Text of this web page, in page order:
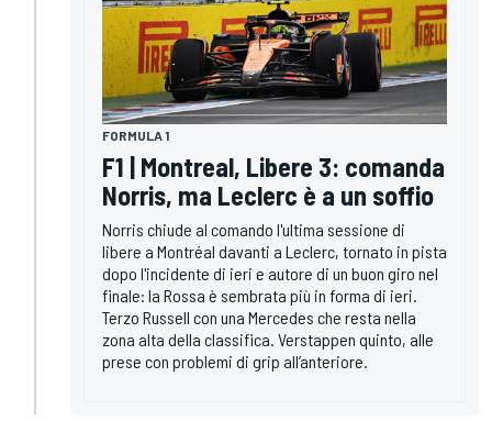
FORMULA 1
F1 | Montreal, Libere 3: comanda
Norris, ma Leclerc è a un soffio
Norris chiude al comando l'ultima sessione di
libere a Montréal davanti a Leclerc, tornato in pista
dopo l'incidente di ieri e autore di un buon giro nel
finale: la Rossa è sembrata più in forma di ieri.
Terzo Russell con una Mercedes che resta nella
zona alta della classifica. Verstappen quinto, alle
prese con problemi di grip all’anteriore.